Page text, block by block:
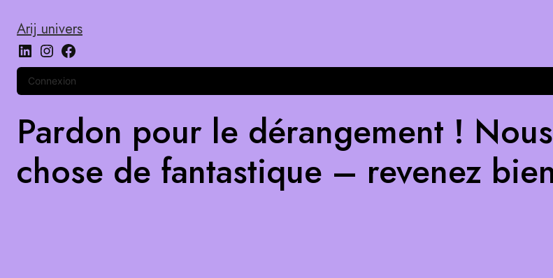
Arij univers
Connexion
Pardon pour le dérangement !
chose de fantastique – revenez